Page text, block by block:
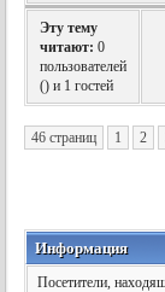
Эту тему
читают: 0
пользователей
() и 1 гостей
46 страниц 1 2
Информация
Посетители,